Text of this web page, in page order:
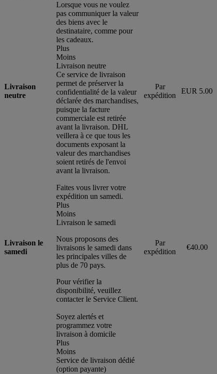
Livraison
neutre
Lorsque vous ne voulez
pas communiquer la valeur
des biens avec le
destinataire, comme pour
les cadeaux.
Plus
Moins
Livraison neutre
Ce service de livraison
permet de préserver la
confidentialité de la valeur
déclarée des marchandises,
puisque la facture
commerciale est retirée
avant la livraison. DHL
veillera à ce que tous les
documents exposant la
valeur des marchandises
soient retirés de l'envoi
avant la livraison.
Par
expédition
EUR 5.00
Livraison le
samedi
Faites vous livrer votre
expédition un samedi.
Plus
Moins
Livraison le samedi
Nous proposons des
livraisons le samedi dans
les principales villes de
plus de 70 pays.
Pour vérifier la
disponibilité, veuillez
contacter le Service Client.
Par
expédition
€40.00
Soyez alertés et
programmez votre
livraison à domicile
Plus
Moins
Service de livraison dédié
(option payante)